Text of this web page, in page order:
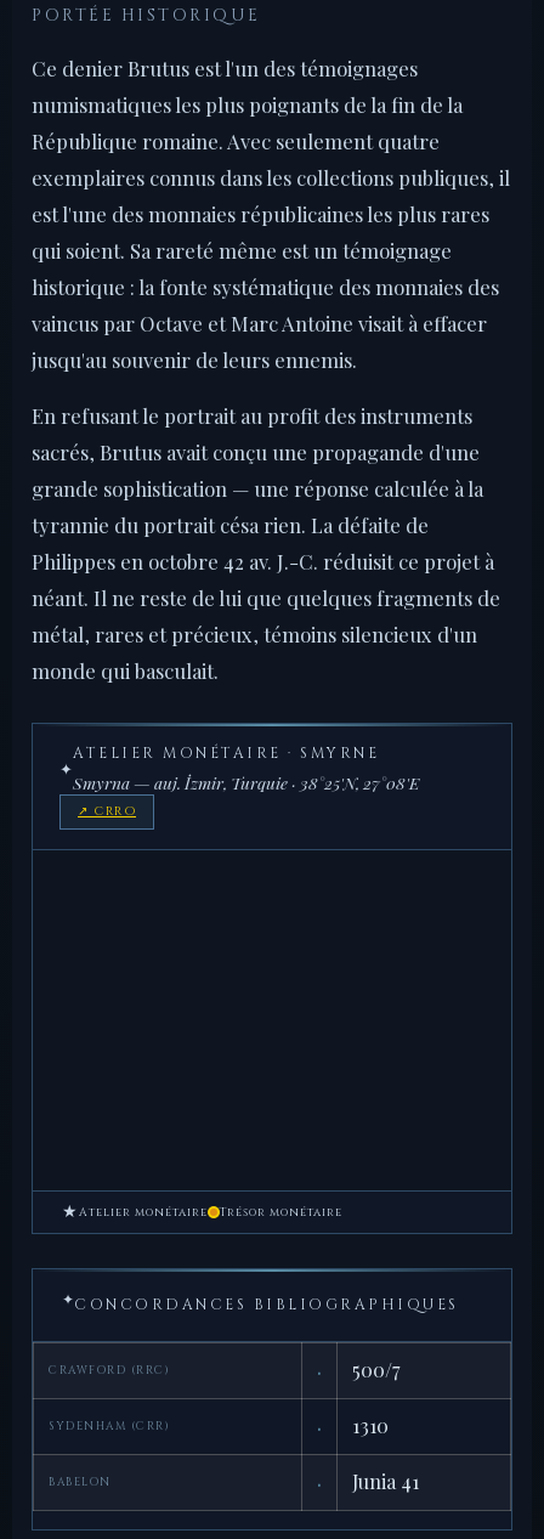
PORTÉE HISTORIQUE
Ce denier Brutus est l'un des témoignages
numismatiques les plus poignants de la fin de la
République romaine. Avec seulement quatre
exemplaires connus dans les collections publiques, il
est l'une des monnaies républicaines les plus rares
qui soient. Sa rareté même est un témoignage
historique : la fonte systématique des monnaies des
vaincus par Octave et Marc Antoine visait à effacer
jusqu'au souvenir de leurs ennemis.
En refusant le portrait au profit des instruments
sacrés, Brutus avait conçu une propagande d'une
grande sophistication — une réponse calculée à la
tyrannie du portrait césa rien. La défaite de
Philippes en octobre 42 av. J.-C. réduisit ce projet à
néant. Il ne reste de lui que quelques fragments de
métal, rares et précieux, témoins silencieux d'un
monde qui basculait.
✦
ATELIER MONÉTAIRE · SMYRNE
Smyrna — auj. İzmir, Turquie · 38°25'N, 27°08'E
↗ CRRO
★ Atelier monétaire Trésor monétaire
✦CONCORDANCES BIBLIOGRAPHIQUES
CRAWFORD (RRC) · 500/7
SYDENHAM (CRR) · 1310
BABELON · Junia 41